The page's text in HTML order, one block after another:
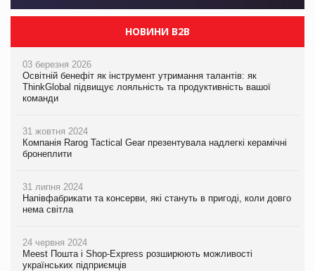
НОВИНИ B2B
03 березня 2026
Освітній бенефіт як інструмент утримання талантів: як
ThinkGlobal підвищує лояльність та продуктивність вашої
команди
31 жовтня 2024
Компанія Rarog Tactical Gear презентувала надлегкі керамічні
бронеплити
31 липня 2024
Напівфабрикати та консерви, які стануть в пригоді, коли довго
нема світла
24 червня 2024
Meest Пошта і Shop-Express розширюють можливості
українських підприємців